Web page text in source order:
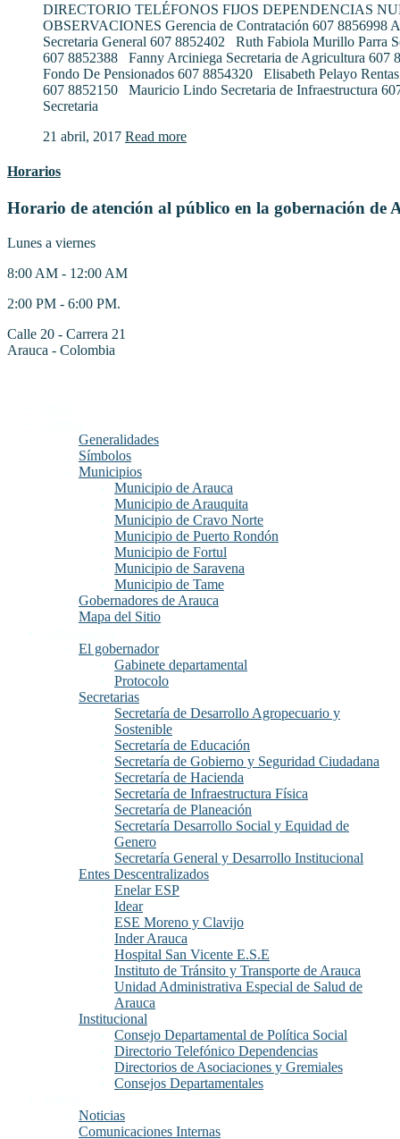
DIRECTORIO TELÉFONOS FIJOS DEPENDENCIAS
OBSERVACIONES Gerencia de Contratación 607 8856998
Secretaria General 607 8852402 Ruth Fabiola Murillo Parra
607 8852388 Fanny Arciniega Secretaria de Agricultura 607
Fondo De Pensionados 607 8854320 Elisabeth Pelayo
607 8852150 Mauricio Lindo Secretaria de Infraestructura
Secretaria
21 abril, 2017 Read more
Horarios
Horario de atención al público en la gobernación de
Lunes a viernes
8:00 AM - 12:00 AM
2:00 PM - 6:00 PM.
Calle 20 - Carrera 21
Arauca - Colombia
Generalidades
Símbolos
Municipios
Municipio de Arauca
Municipio de Arauquita
Municipio de Cravo Norte
Municipio de Puerto Rondón
Municipio de Fortul
Municipio de Saravena
Municipio de Tame
Gobernadores de Arauca
Mapa del Sitio
El gobernador
Gabinete departamental
Protocolo
Secretarias
Secretaría de Desarrollo Agropecuario y
Sostenible
Secretaría de Educación
Secretaría de Gobierno y Seguridad Ciudadana
Secretaría de Hacienda
Secretaría de Infraestructura Física
Secretaría de Planeación
Secretaría Desarrollo Social y Equidad de
Genero
Secretaría General y Desarrollo Institucional
Entes Descentralizados
Enelar ESP
Idear
ESE Moreno y Clavijo
Inder Arauca
Hospital San Vicente E.S.E
Instituto de Tránsito y Transporte de Arauca
Unidad Administrativa Especial de Salud de
Arauca
Institucional
Consejo Departamental de Política Social
Directorio Telefónico Dependencias
Directorios de Asociaciones y Gremiales
Consejos Departamentales
Noticias
Comunicaciones Internas